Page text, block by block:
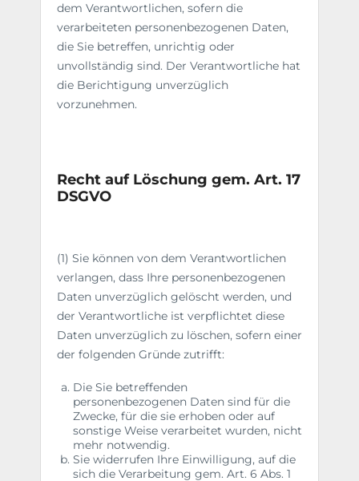
dem Verantwortlichen, sofern die
verarbeiteten personenbezogenen Daten,
die Sie betreffen, unrichtig oder
unvollständig sind. Der Verantwortliche hat
die Berichtigung unverzüglich
vorzunehmen.
Recht auf Löschung gem. Art. 17
DSGVO
(1) Sie können von dem Verantwortlichen
verlangen, dass Ihre personenbezogenen
Daten unverzüglich gelöscht werden, und
der Verantwortliche ist verpflichtet diese
Daten unverzüglich zu löschen, sofern einer
der folgenden Gründe zutrifft:
Die Sie betreffenden
personenbezogenen Daten sind für die
Zwecke, für die sie erhoben oder auf
sonstige Weise verarbeitet wurden, nicht
mehr notwendig.
Sie widerrufen Ihre Einwilligung, auf die
sich die Verarbeitung gem. Art. 6 Abs. 1